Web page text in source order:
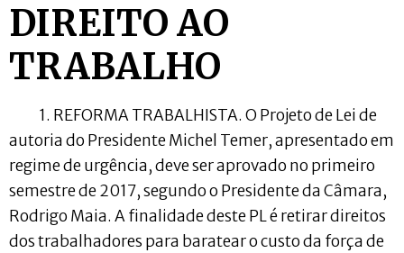
DIREITO AO
TRABALHO
1. REFORMA TRABALHISTA. O Projeto de Lei de
autoria do Presidente Michel Temer, apresentado em
regime de urgência, deve ser aprovado no primeiro
semestre de 2017, segundo o Presidente da Câmara,
Rodrigo Maia. A finalidade deste PL é retirar direitos
dos trabalhadores para baratear o custo da força de